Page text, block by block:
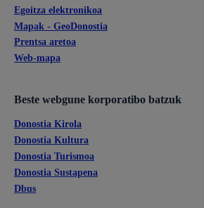
Egoitza elektronikoa
Mapak - GeoDonostia
Prentsa aretoa
Web-mapa
Beste webgune korporatibo batzuk
Donostia Kirola
Donostia Kultura
Donostia Turismoa
Donostia Sustapena
Dbus